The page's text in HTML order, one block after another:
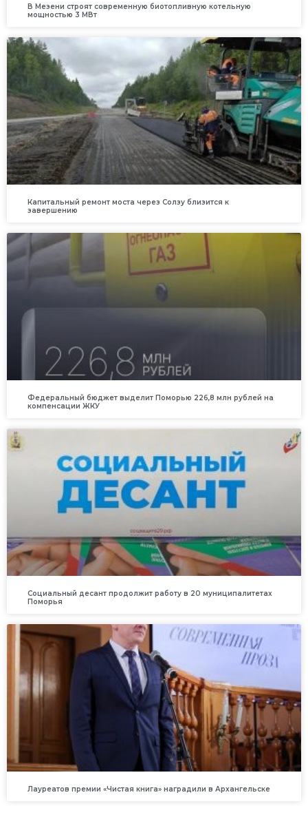
В Мезени строят современную биотопливную котельную
мощностью 3 МВт
Капитальный ремонт моста через Солзу близится к
завершению
Федеральный бюджет выделит Поморью 226,8 млн рублей на
компенсации ЖКУ
Социальный десант продолжит работу в 20 муниципалитетах
Поморья
Лауреатов премии «Чистая книга» наградили в Архангельске